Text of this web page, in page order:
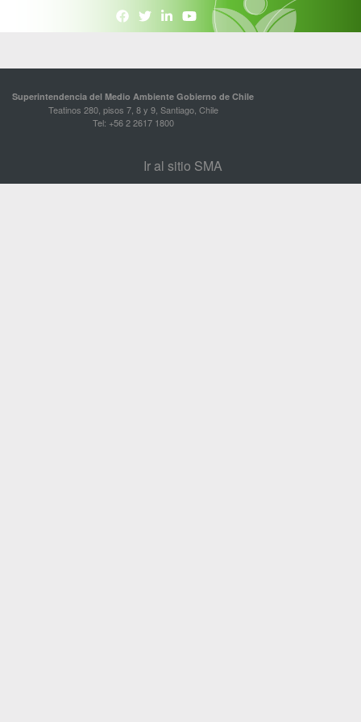
Superintendencia del Medio Ambiente Gobierno de Chile
Teatinos 280, pisos 7, 8 y 9, Santiago, Chile
Tel: +56 2 2617 1800
Ir al sitio SMA